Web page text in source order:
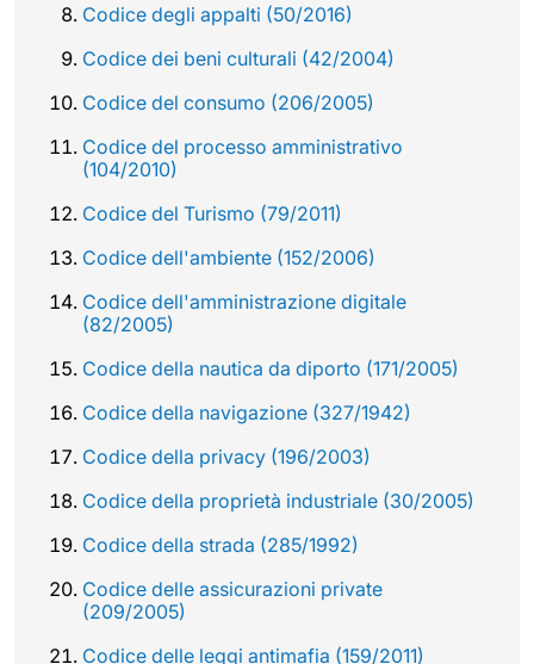
Codice degli appalti (50/2016)
Codice dei beni culturali (42/2004)
Codice del consumo (206/2005)
Codice del processo amministrativo
(104/2010)
Codice del Turismo (79/2011)
Codice dell'ambiente (152/2006)
Codice dell'amministrazione digitale
(82/2005)
Codice della nautica da diporto (171/2005)
Codice della navigazione (327/1942)
Codice della privacy (196/2003)
Codice della proprietà industriale (30/2005)
Codice della strada (285/1992)
Codice delle assicurazioni private
(209/2005)
Codice delle leggi antimafia (159/2011)